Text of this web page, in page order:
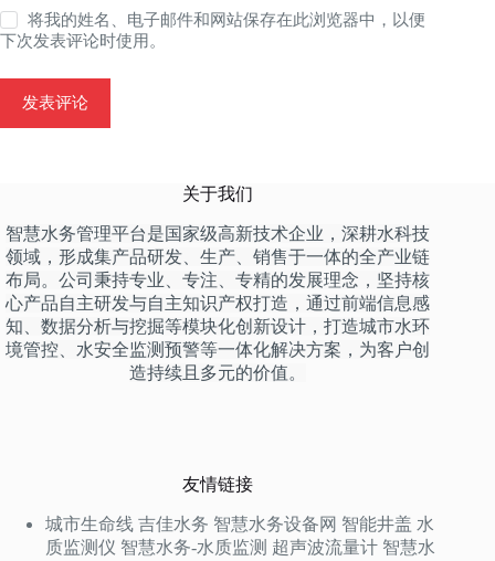
将我的姓名、电子邮件和网站保存在此浏览器中，以便
下次发表评论时使用。
发表评论
关于我们
智慧水务管理平台是国家级高新技术企业，深耕水科技
领域，形成集产品研发、生产、销售于一体的全产业链
布局。公司秉持专业、专注、专精的发展理念，坚持核
心产品自主研发与自主知识产权打造，通过前端信息感
知、数据分析与挖掘等模块化创新设计，打造城市水环
境管控、水安全监测预警等一体化解决方案，为客户创
造持续且多元的价值。
友情链接
城市生命线 吉佳水务 智慧水务设备网 智能井盖 水
质监测仪 智慧水务-水质监测 超声波流量计 智慧水